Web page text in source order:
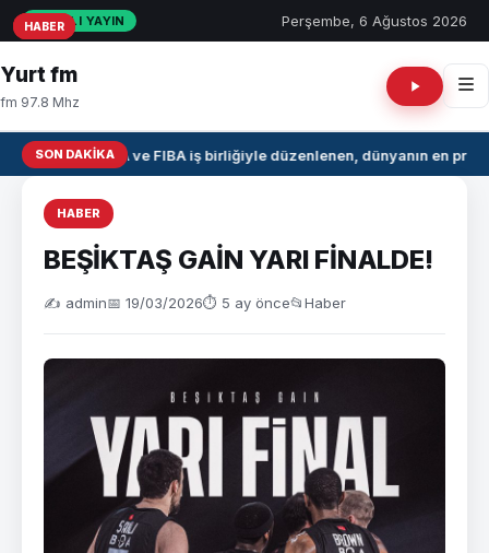
CANLI YAYIN Perşembe, 6 Ağustos 2026
Yurt fm
fm 97.8 Mhz
SON DAKIKANBA ve FIBA iş birliğiyle düzenlenen, dünyanın en
HABER
BEŞİKTAŞ GAİN YARI FİNALDE!
✍️ admin📅 19/03/2026⏱ 5 ay önce📂Haber
HABER
HABER
HABER